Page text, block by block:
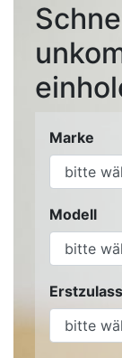
Marke
Modell